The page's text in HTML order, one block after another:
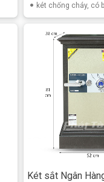
két chống cháy, có
Két sắt Ngân